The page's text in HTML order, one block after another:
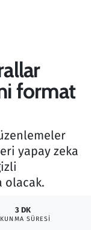
format
yapay zeka
olacak.
3 DK
SÜRESI